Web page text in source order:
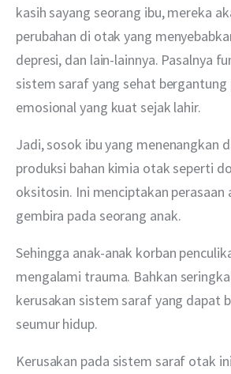
kasih sayang seorang ibu, mereka
perubahan di otak yang
depresi, dan lain-lainnya. Pasalnya
sistem saraf yang sehat bergantung
emosional yang kuat sejak lahir.
Jadi, sosok ibu yang menenangkan
produksi bahan kimia otak seperti
oksitosin. Ini menciptakan perasaan
gembira pada seorang anak.
Sehingga anak-anak korban
mengalami trauma. Bahkan
kerusakan sistem saraf yang dapat
seumur hidup.
Kerusakan pada sistem saraf otak